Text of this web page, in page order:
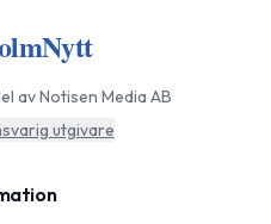
av Notisen Media AB
utgivare